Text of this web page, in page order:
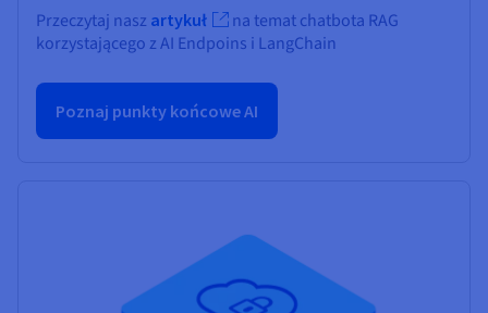
Przeczytaj nasz artykuł
na temat chatbota RAG
korzystającego z AI Endpoins i LangChain
Poznaj punkty końcowe AI